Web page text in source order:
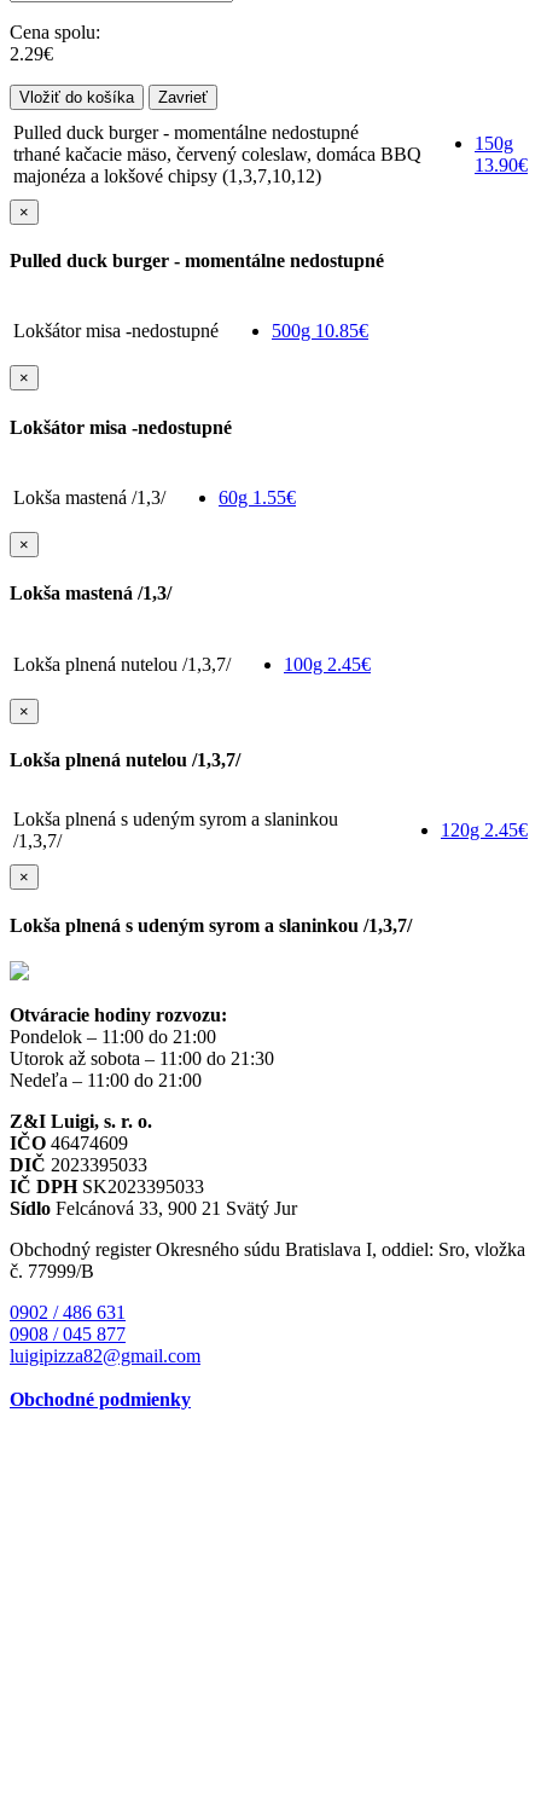
Cena spolu:
2.29€
Zavrieť
Pulled duck burger - momentálne nedostupné
trhané kačacie mäso, červený coleslaw, domáca BBQ
majonéza a lokšové chipsy (1,3,7,10,12)
150g
13.90€
×
Pulled duck burger - momentálne nedostupné
Lokšátor misa -nedostupné 500g 10.85€
×
Lokšátor misa -nedostupné
Lokša mastená /1,3/ 60g 1.55€
×
Lokša mastená /1,3/
Lokša plnená nutelou /1,3,7/ 100g 2.45€
×
Lokša plnená nutelou /1,3,7/
Lokša plnená s udeným syrom a slaninkou
/1,3,7/
120g 2.45€
×
Lokša plnená s udeným syrom a slaninkou /1,3,7/
Otváracie hodiny rozvozu:
Pondelok – 11:00 do 21:00
Utorok až sobota – 11:00 do 21:30
Nedeľa – 11:00 do 21:00
Z&I Luigi, s. r. o.
IČO 46474609
DIČ 2023395033
IČ DPHSK2023395033
Sídlo Felcánová 33, 900 21 Svätý Jur
Obchodný register Okresného súdu Bratislava I, oddiel: Sro, vložka
č. 77999/B
0902 / 486 631
0908 / 045 877
luigipizza82@gmail.com
Obchodné podmienky